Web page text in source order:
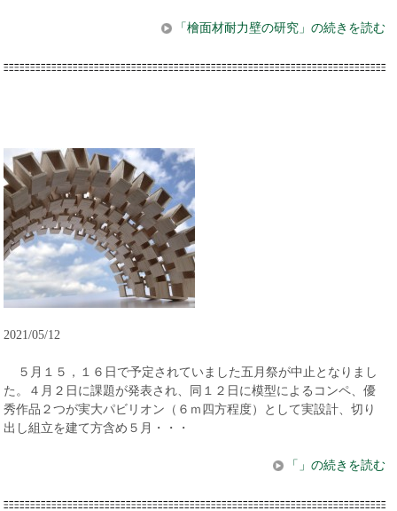
「檜面材耐力壁の研究」の続きを読む
2021/05/12
５月１５，１６日で予定されていました五月祭が中止となりまし
た。４月２日に課題が発表され、同１２日に模型によるコンペ、優
秀作品２つが実大パビリオン（６ｍ四方程度）として実設計、切り
出し組立を建て方含め５月・・・
「」の続きを読む